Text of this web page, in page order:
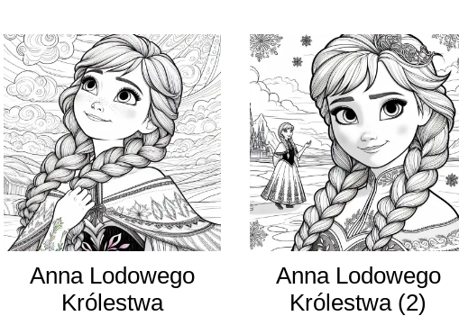
Anna Lodowego
Królestwa
Anna Lodowego
Królestwa (2)